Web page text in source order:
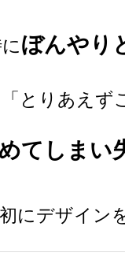
ぼんやり
「とりあえ
てしまい
にデザイン